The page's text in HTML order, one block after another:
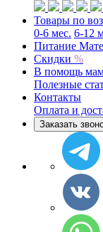
Товары по
0-6 мес. 6-12
Питание
Скидки %
В помощь
Полезные
Контакты
Оплата и
Заказать